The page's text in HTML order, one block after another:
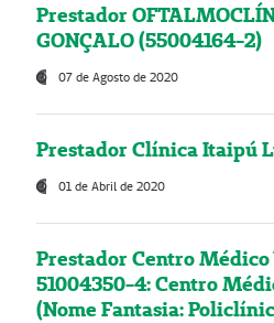
Prestador
GONÇALO (55004164-2)
07 de Agosto de 2020
Prestador Clínica Itaipú
01 de Abril de 2020
Prestador Centro
51004350-4: Centro
(Nome Fantasia: